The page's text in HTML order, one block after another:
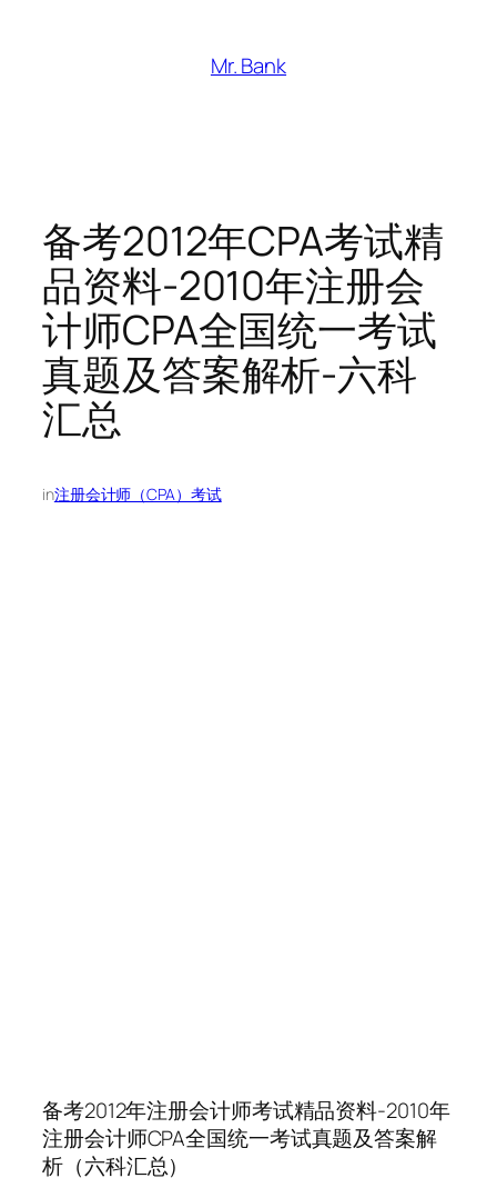
Mr. Bank
备考2012年CPA考试精
品资料-2010年注册会
计师CPA全国统一考试
真题及答案解析-六科
汇总
in注册会计师（CPA）考试
备考2012年注册会计师考试精品资料-2010年
注册会计师CPA全国统一考试真题及答案解
析（六科汇总）